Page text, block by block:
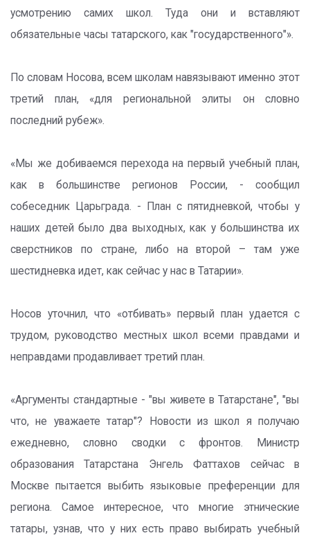
усмотрению самих школ. Туда они и вставляют
обязательные часы татарского, как "государственного"».
По словам Носова, всем школам навязывают именно этот
третий план, «для региональной элиты он словно
последний рубеж».
«Мы же добиваемся перехода на первый учебный план,
как в большинстве регионов России, - сообщил
собеседник Царьграда. - План с пятидневкой, чтобы у
наших детей было два выходных, как у большинства их
сверстников по стране, либо на второй – там уже
шестидневка идет, как сейчас у нас в Татарии».
Носов уточнил, что «отбивать» первый план удается с
трудом, руководство местных школ всеми правдами и
неправдами продавливает третий план.
«Аргументы стандартные - "вы живете в Татарстане", "вы
что, не уважаете татар"? Новости из школ я получаю
ежедневно, словно сводки с фронтов. Министр
образования Татарстана Энгель Фаттахов сейчас в
Москве пытается выбить языковые преференции для
региона. Самое интересное, что многие этнические
татары, узнав, что у них есть право выбирать учебный